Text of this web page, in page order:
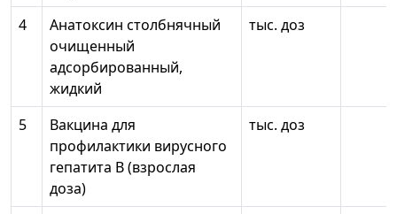
4
Анатоксин столбнячный
очищенный
адсорбированный,
жидкий
тыс. доз
5
Вакцина для
профилактики вирусного
гепатита В (взрослая
доза)
тыс. доз